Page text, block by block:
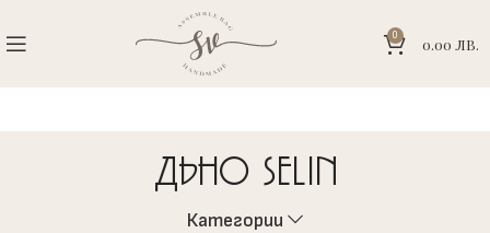
0 0.00 ЛВ.
Дъно SELIN
Категории